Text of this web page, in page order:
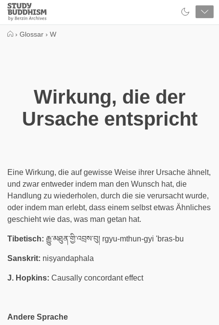
Close
Study
Buddhism
› Glossar › W
Wirkung, die der
Ursache entspricht
Eine Wirkung, die auf gewisse Weise ihrer Ursache ähnelt,
und zwar entweder indem man den Wunsch hat, die
Handlung zu wiederholen, durch die sie verursacht wurde,
oder indem man erlebt, dass einem selbst etwas Ähnliches
geschieht wie das, was man getan hat.
Tibetisch: རྒྱུ་མཐུན་གྱི་འབྲས་བུ། rgyu-mthun-gyi 'bras-bu
Sanskrit: niṣyandaphala
J. Hopkins: Causally concordant effect
Andere Sprache